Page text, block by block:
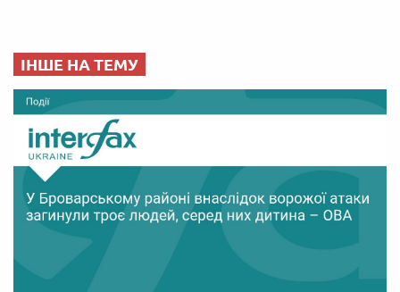
ІНШЕ НА ТЕМУ